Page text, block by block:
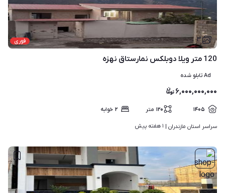
فوری ۳
120 متر ویلا دوبلکس نمارستاق نهزه
Ad تابلو شده
۶,۰۰۰,۰۰۰,۰۰۰
۱۴۰۵ ۱۲۰ متر ۲ خوابه
سراسر استان مازندران | ۱ هفته پیش